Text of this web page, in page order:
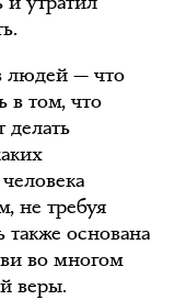
людей — что
в том, что
делать
не требуя
также основана
во многом
веры.